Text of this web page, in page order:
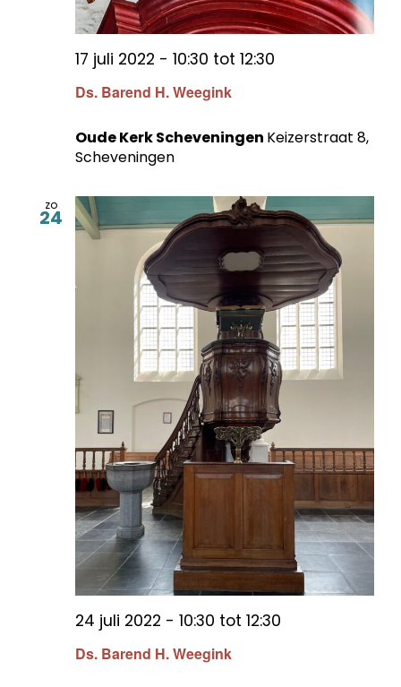
Ds. Barend H. Weegink
17 juli 2022 - 10:30 tot 12:30
Oude Kerk Scheveningen Keizerstraat 8,
Scheveningen
zo
24
Ds. Barend H. Weegink
24 juli 2022 - 10:30 tot 12:30